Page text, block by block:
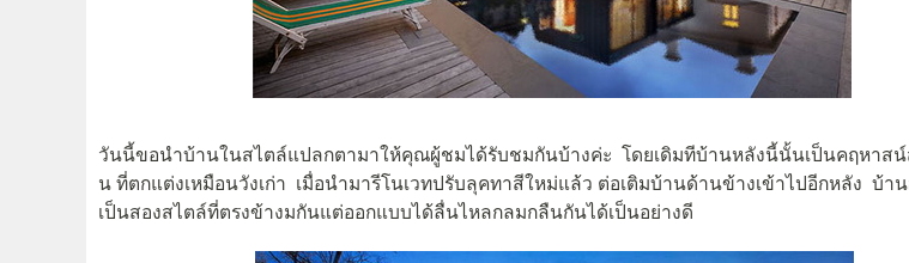
วันนี้ขอนำบ้านในสไตล์แปลกตามาให้คุณผู้ชมได้รับชมกันบ้างค่ะ โดยเดิมทีบ้านหลังนี้นั้นเป็นคฤหาสน์
น ที่ตกแต่งเหมือนวังเก่า เมื่อนำมารีโนเวทปรับลุคทาสีใหม่แล้ว ต่อเติมบ้านด้านข้างเข้าไปอีกหลัง บ้า
เป็นสองสไตล์ที่ตรงข้างมกันแต่ออกแบบได้ลื่นไหลกลมกลืนกันได้เป็นอย่างดี